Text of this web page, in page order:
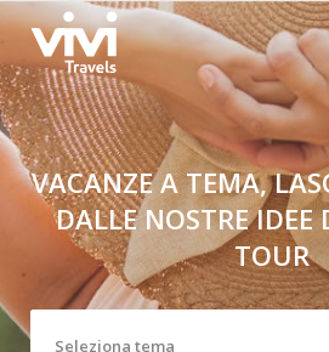
Vacanze
a
tema,
come
viaggiare.
Scopri
i
VACANZE A TEMA,
DALLE NOSTRE IDEE
TOUR
temaSeleziona tema